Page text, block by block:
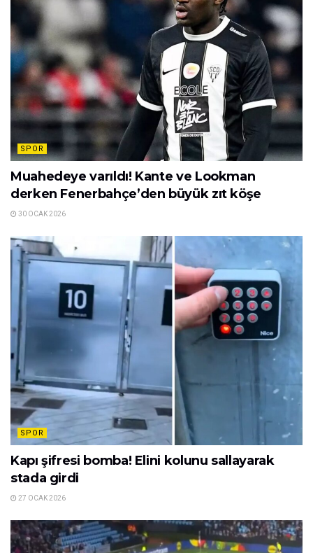
SPOR
Muahedeye varıldı! Kante ve Lookman
derken Fenerbahçe’den büyük zıt köşe
30 OCAK 2026
SPOR
Kapı şifresi bomba! Elini kolunu sallayarak
stada girdi
27 OCAK 2026